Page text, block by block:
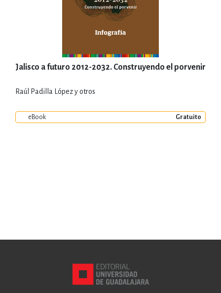
Jalisco a futuro 2012-2032. Construyendo el porvenir
Raúl Padilla López y otros
eBook Gratuito